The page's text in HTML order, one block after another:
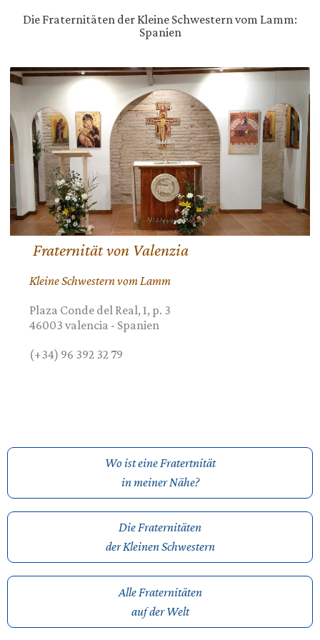
Die Fraternitäten der Kleine Schwestern vom Lamm:
Spanien
Fraternität von Valenzia
Kleine Schwestern vom Lamm
Plaza Conde del Real, 1, p. 3
46003 valencia - Spanien
(+34) 96 392 32 79
Wo ist eine Fratertnität
in meiner Nähe?
Die Fraternitäten
der Kleinen Schwestern
Alle Fraternitäten
auf der Welt